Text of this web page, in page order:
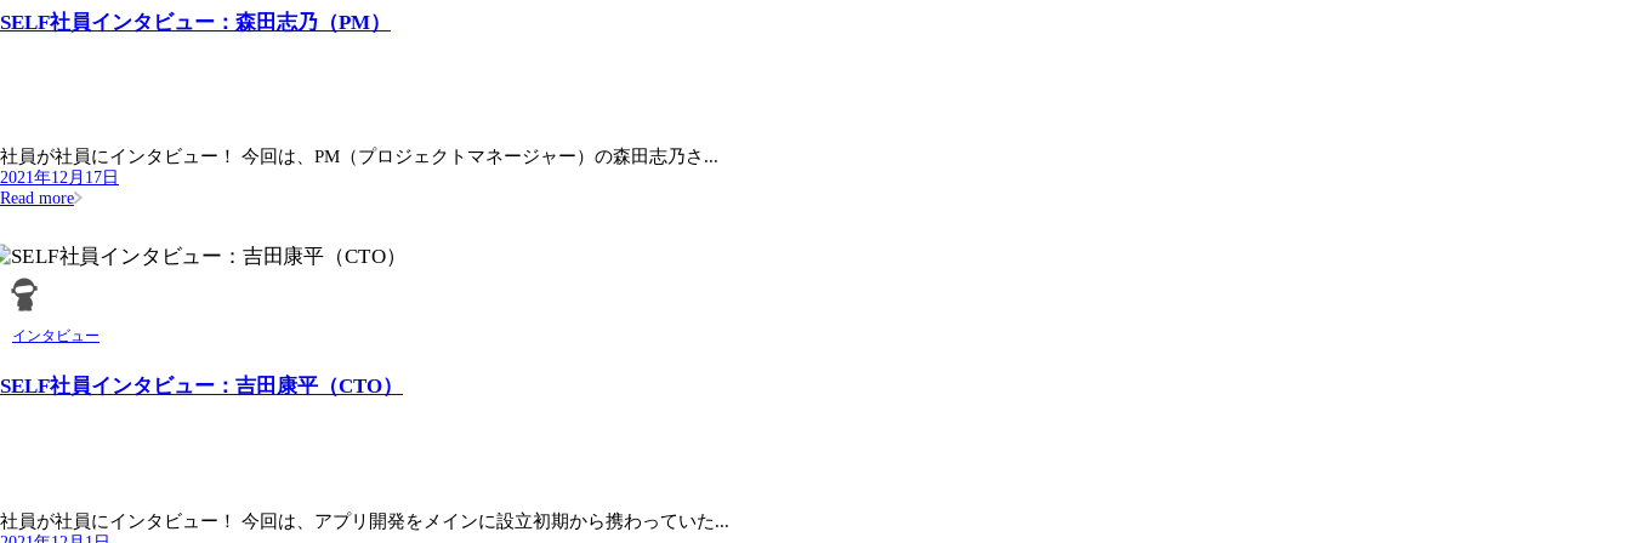
SELF社員インタビュー：森田志乃（PM）
社員が社員にインタビュー！ 今回は、PM（プロジェクトマネージャー）の森田志乃さ...
2021年12月17日
Read more
インタビュー
SELF社員インタビュー：吉田康平（CTO）
社員が社員にインタビュー！ 今回は、アプリ開発をメインに設立初期から携わっていた...